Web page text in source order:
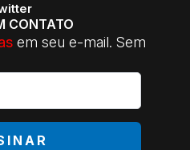
CONTATO
em seu e-mail. Sem